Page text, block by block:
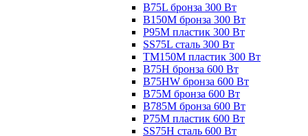
B75L бронза 300 Вт
B150M бронза 300 Вт
P95M пластик 300 Вт
SS75L сталь 300 Вт
TM150M пластик 300 Вт
B75H бронза 600 Вт
B75HW бронза 600 Вт
B75M бронза 600 Вт
B785M бронза 600 Вт
P75M пластик 600 Вт
SS75H сталь 600 Вт